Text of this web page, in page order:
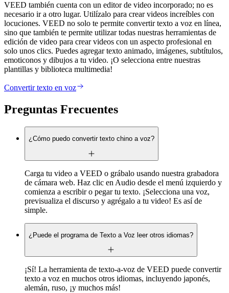
VEED también cuenta con un editor de video incorporado; no es
necesario ir a otro lugar. Utilízalo para crear videos increíbles con
locuciones. VEED no solo te permite convertir texto a voz en línea,
sino que también te permite utilizar todas nuestras herramientas de
edición de video para crear videos con un aspecto profesional en
solo unos clics. Puedes agregar texto animado, imágenes, subtítulos,
emoticonos y dibujos a tu video. ¡O selecciona entre nuestras
plantillas y biblioteca multimedia!
Convertir texto en voz
Preguntas Frecuentes
¿Cómo puedo convertir texto chino a voz?
Carga tu video a VEED o grábalo usando nuestra grabadora
de cámara web. Haz clic en Audio desde el menú izquierdo y
comienza a escribir o pegar tu texto. ¡Selecciona una voz,
previsualiza el discurso y agrégalo a tu video! Es así de
simple.
¿Puede el programa de Texto a Voz leer otros idiomas?
¡Sí! La herramienta de texto-a-voz de VEED puede convertir
texto a voz en muchos otros idiomas, incluyendo japonés,
alemán, ruso, ¡y muchos más!